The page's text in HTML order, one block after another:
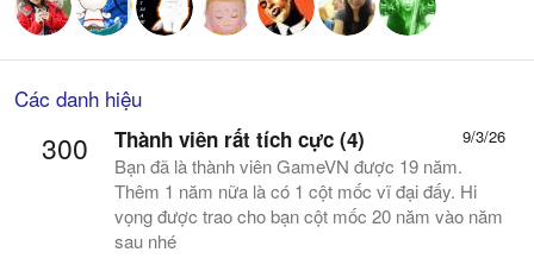
Các danh hiệu
300 9/3/26
Thành viên rất tích cực (4)
Bạn đã là thành viên GameVN được 19 năm.
Thêm 1 năm nữa là có 1 cột mốc vĩ đại đấy. Hi
vọng được trao cho bạn cột mốc 20 năm vào năm
sau nhé